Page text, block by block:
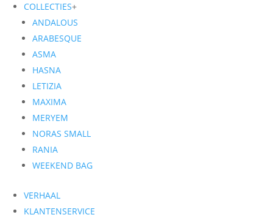
COLLECTIES+
ANDALOUS
ARABESQUE
ASMA
HASNA
LETIZIA
MAXIMA
MERYEM
NORAS SMALL
RANIA
WEEKEND BAG
VERHAAL
KLANTENSERVICE